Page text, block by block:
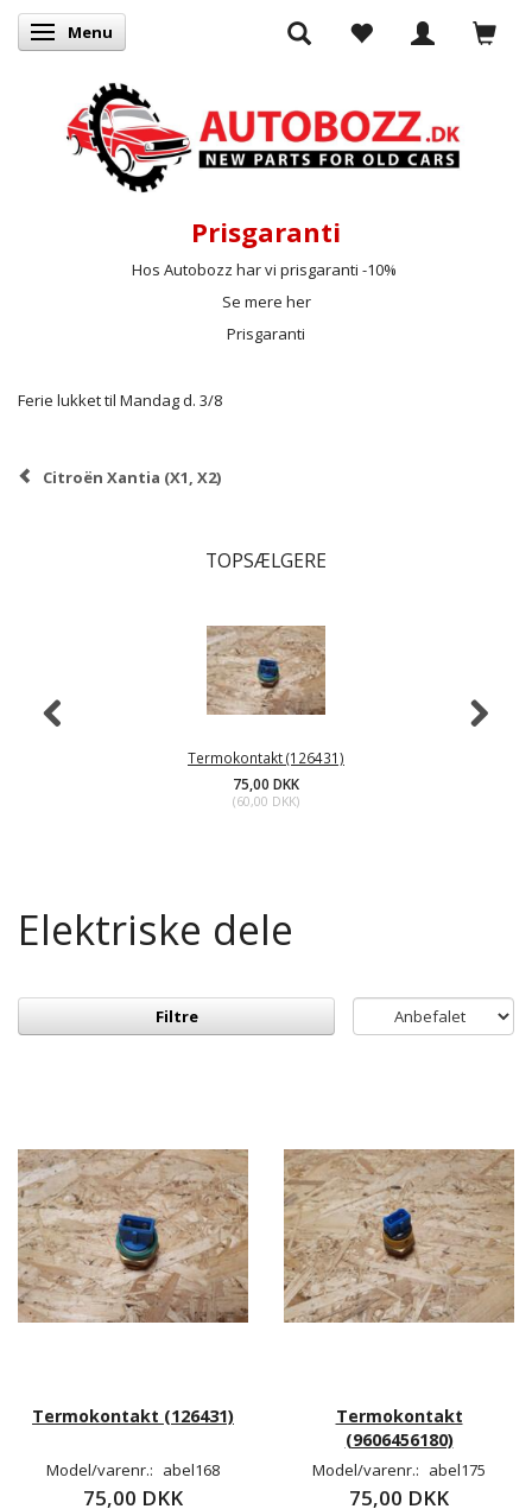
Skifte navigation
Menu
Prisgaranti
Hos Autobozz har vi prisgaranti -10%
Se mere her
Prisgaranti
Ferie lukket til Mandag d. 3/8
Citroën Xantia (X1, X2)
TOPSÆLGERE
Termokontakt (126431)
75,00 DKK
(60,00 DKK)
Elektriske dele
Filtre
Termokontakt (126431)
Model/varenr.: abel168
75,00 DKK
Termokontakt
(9606456180)
Model/varenr.: abel175
75,00 DKK